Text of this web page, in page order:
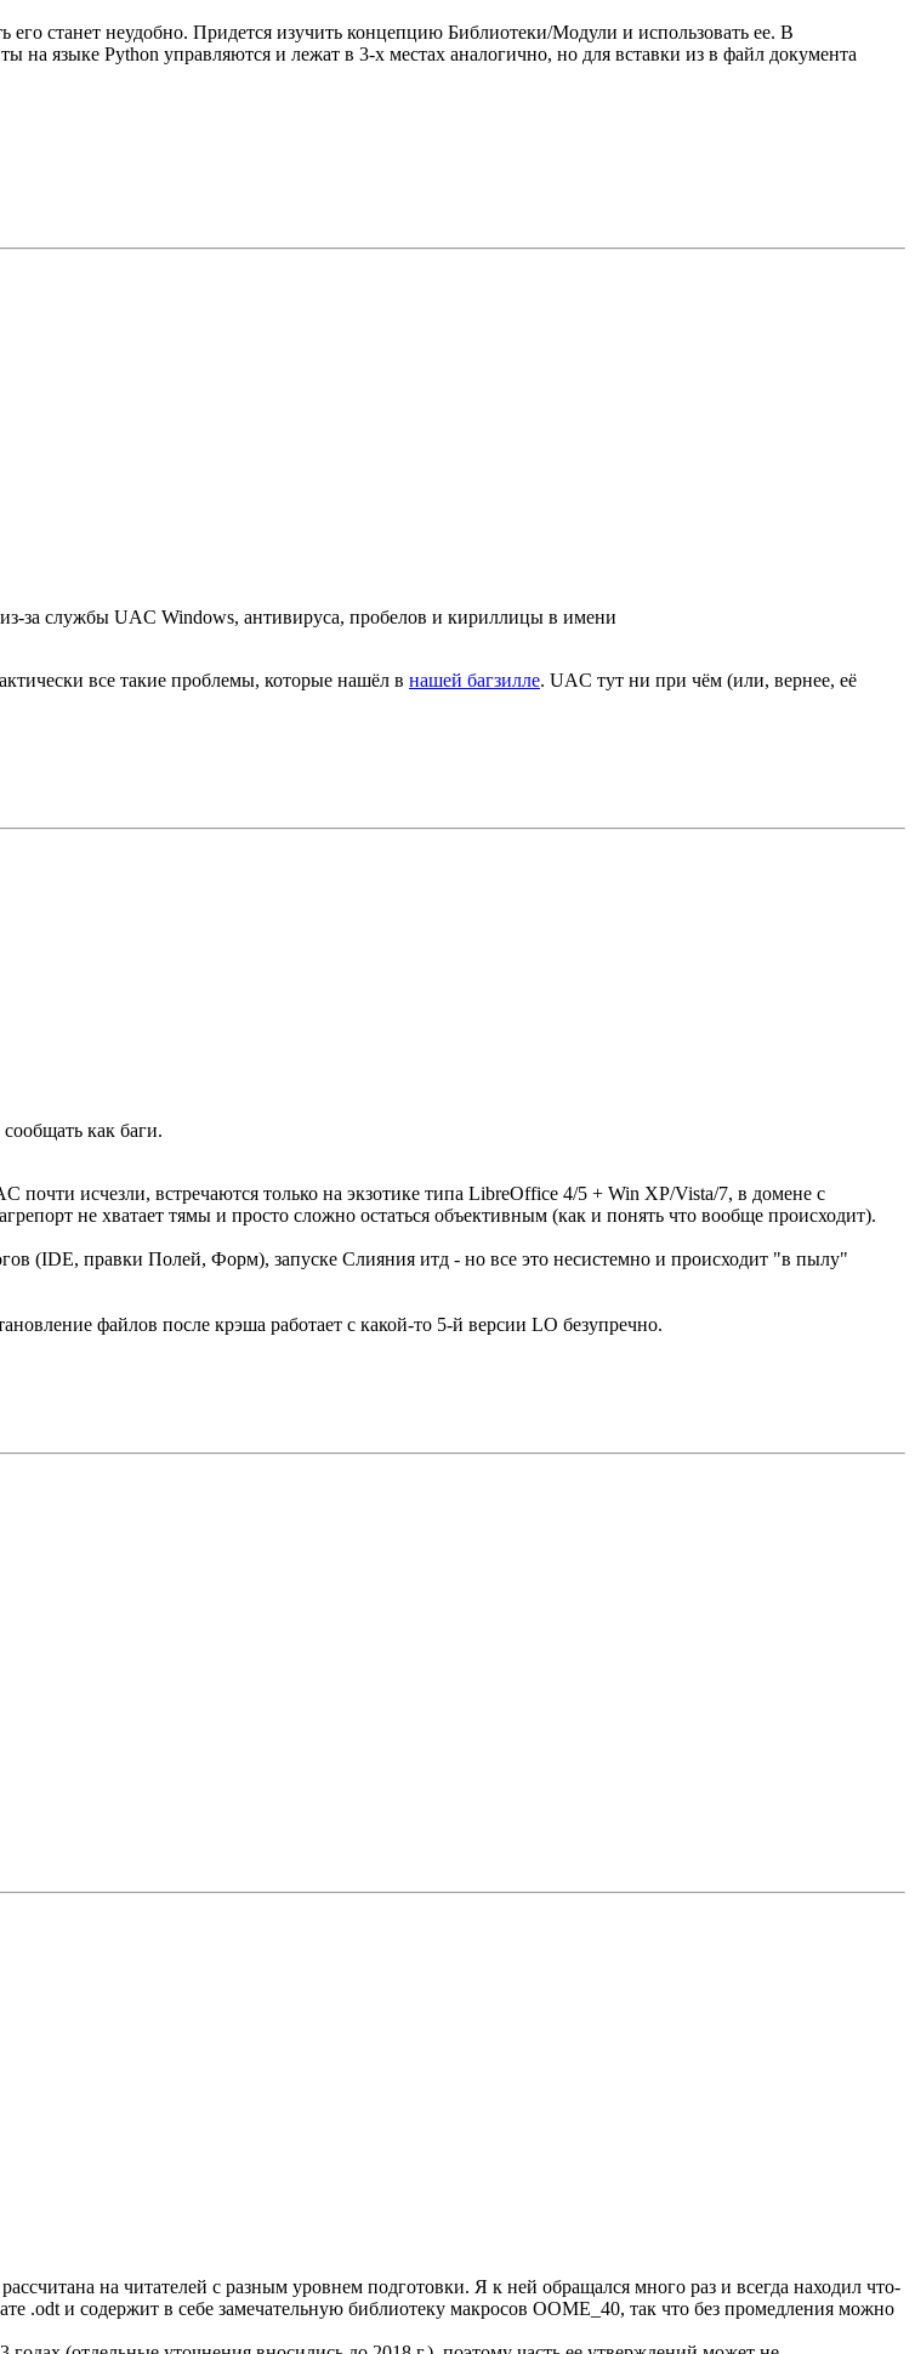
его станет неудобно. Придется изучить концепцию Библиотеки/Модули и использовать ее. В
языке Python управляются и лежат в 3-х местах аналогично, но для вставки из в файл документа
за службы UAC Windows, антивируса, пробелов и кириллицы в имени
все такие проблемы, которые нашёл в нашей багзилле. UAC тут ни при чём (или, вернее, её
как баги.
исчезли, встречаются только на экзотике типа LibreOffice 4/5 + Win XP/Vista/7, в домене с
не хватает тямы и просто сложно остаться объективным (как и понять что вообще происходит).
(IDE, правки Полей, Форм), запуске Слияния итд - но все это несистемно и происходит "в пылу"
файлов после крэша работает с какой-то 5-й версии LO безупречно.
на читателей с разным уровнем подготовки. Я к ней обращался много раз и всегда находил что-
.odt и содержит в себе замечательную библиотеку макросов OOME_40, так что без промедления можно